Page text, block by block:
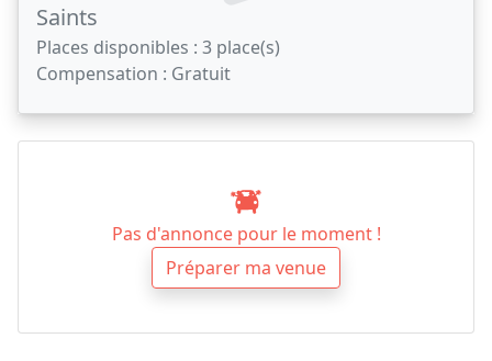
Saints
Places disponibles : 3 place(s)
Compensation : Gratuit
Pas d'annonce pour le moment !
Préparer ma venue